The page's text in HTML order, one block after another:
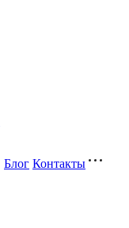
Блог Контакты